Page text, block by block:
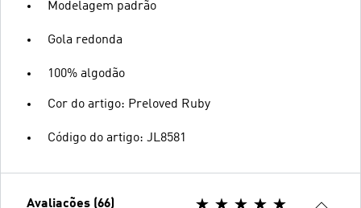
Modelagem padrão
Gola redonda
100% algodão
Cor do artigo: Preloved Ruby
Código do artigo: JL8581
Avaliações (66)